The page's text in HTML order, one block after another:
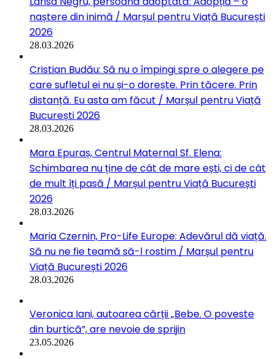
naștere din inimă / Marșul pentru Viață București
2026
28.03.2026
Cristian Budău: Să nu o împingi spre o alegere pe
care sufletul ei nu și-o dorește. Prin tăcere. Prin
distanță. Eu asta am făcut / Marșul pentru Viață
București 2026
28.03.2026
Mara Epuraș, Centrul Maternal Sf. Elena:
Schimbarea nu ține de cât de mare ești, ci de cât
de mult îți pasă / Marșul pentru Viață București
2026
28.03.2026
Maria Czernin, Pro-Life Europe: Adevărul dă viață.
Să nu ne fie teamă să-l rostim / Marșul pentru
Viață București 2026
28.03.2026
Veronica Iani, autoarea cărții „Bebe. O poveste
din burtică”, are nevoie de sprijin
23.05.2026